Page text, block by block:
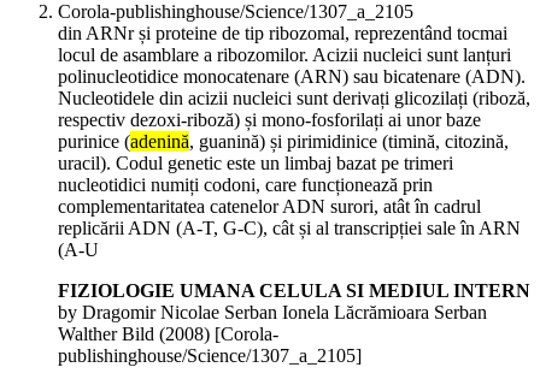
Corola-publishinghouse/Science/1307_a_2105
din ARNr și proteine de tip ribozomal, reprezentând tocmai
locul de asamblare a ribozomilor. Acizii nucleici sunt lanțuri
polinucleotidice monocatenare (ARN) sau bicatenare (ADN).
Nucleotidele din acizii nucleici sunt derivați glicozilați (riboză,
respectiv dezoxi-riboză) și mono-fosforilați ai unor baze
purinice (adenină, guanină) și pirimidinice (timină, citozină,
uracil). Codul genetic este un limbaj bazat pe trimeri
nucleotidici numiți codoni, care funcționează prin
complementaritatea catenelor ADN surori, atât în cadrul
replicării ADN (A-T, G-C), cât și al transcripției sale în ARN
(A-U
FIZIOLOGIE UMANA CELULA SI MEDIUL INTERN
by Dragomir Nicolae Serban Ionela Lăcrămioara Serban
Walther Bild (2008) [Corola-
publishinghouse/Science/1307_a_2105]